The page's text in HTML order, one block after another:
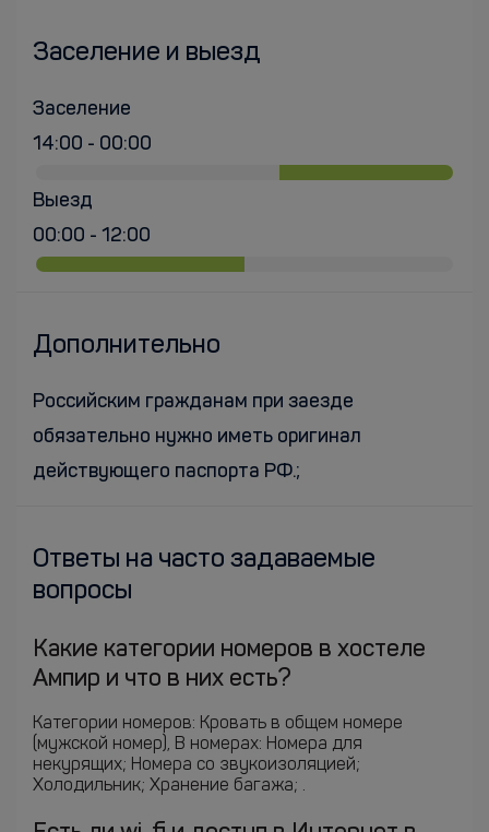
Заселение и выезд
Заселение
14:00 - 00:00
Выезд
00:00 - 12:00
Дополнительно
Российским гражданам при заезде
обязательно нужно иметь оригинал
действующего паспорта РФ.;
Ответы на часто задаваемые
вопросы
Какие категории номеров в хостеле
Ампир и что в них есть?
Категории номеров: Кровать в общем номере
(мужской номер), В номерах: Номера для
некурящих; Номера со звукоизоляцией;
Холодильник; Хранение багажа; .